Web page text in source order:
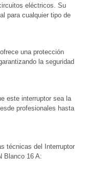
eléctricos. Su
para cualquier tipo de
una protección
la seguridad
este interruptor sea la
profesionales hasta
técnicas del Interruptor
Blanco 16 A: